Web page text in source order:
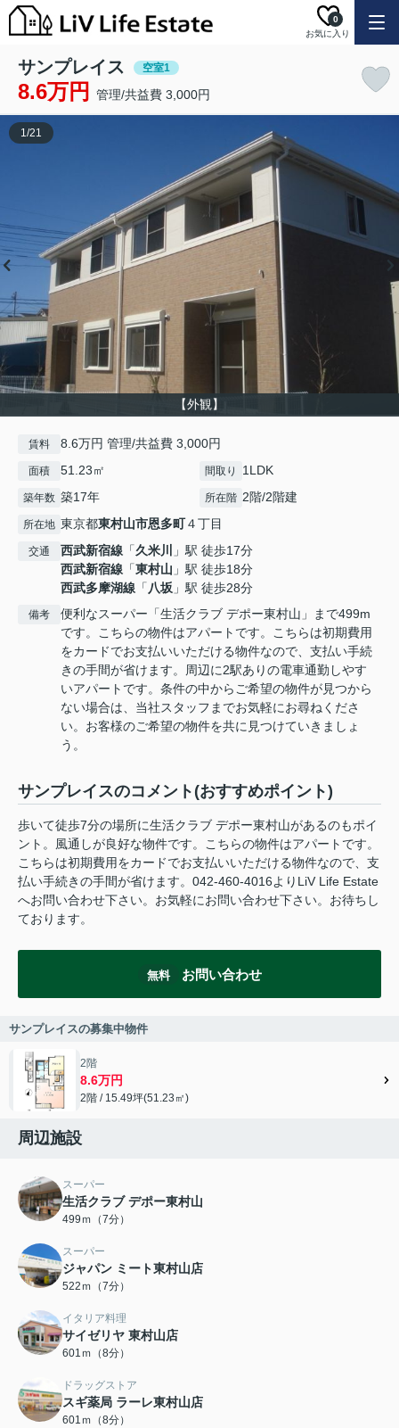
お気に入り
0
サンプレイス 空室1
8.6万円 管理/共益費 3,000円
【外観】
1/21
賃料 8.6万円 管理/共益費 3,000円
面積 51.23㎡ 間取り 1LDK
築年数 築17年 所在階 2階/2階建
所在地 東京都東村山市恩多町４丁目
交通 西武新宿線 「久米川
」駅 徒歩17分
西武新宿線 「東村山 」駅 徒歩18分
西武多摩湖線 「八坂 」駅 徒歩28分
備考
便利なスーパー「生活クラブ デポー東村山」まで499m
です。こちらの物件はアパートです。こちらは初期費用
をカードでお支払いいただける物件なので、支払い手続
きの手間が省けます。周辺に2駅ありの電車通勤しやす
いアパートです。条件の中からご希望の物件が見つから
ない場合は、当社スタッフまでお気軽にお尋ねくださ
い。お客様のご希望の物件を共に見つけていきましょ
う。
サンプレイスのコメント(おすすめポイント)
歩いて徒歩7分の場所に生活クラブ デポー東村山があるのもポイ
ント。風通しが良好な物件です。こちらの物件はアパートです。
こちらは初期費用をカードでお支払いいただける物件なので、支
払い手続きの手間が省けます。042-460-4016よりLiV Life Estate
へお問い合わせ下さい。お気軽にお問い合わせ下さい。お待ちし
ております。
無料 お問い合わせ
サンプレイスの募集中物件
2階
8.6万円
2階 / 15.49坪(51.23㎡)
周辺施設
スーパー
生活クラブ デポー東村山
499ｍ（7分）
スーパー
ジャパン ミート東村山店
522ｍ（7分）
イタリア料理
サイゼリヤ 東村山店
601ｍ（8分）
ドラッグストア
スギ薬局 ラーレ東村山店
601ｍ（8分）